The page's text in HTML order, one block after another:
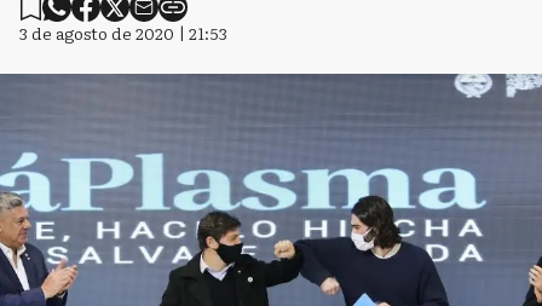
3 de agosto de 2020 | 21:53